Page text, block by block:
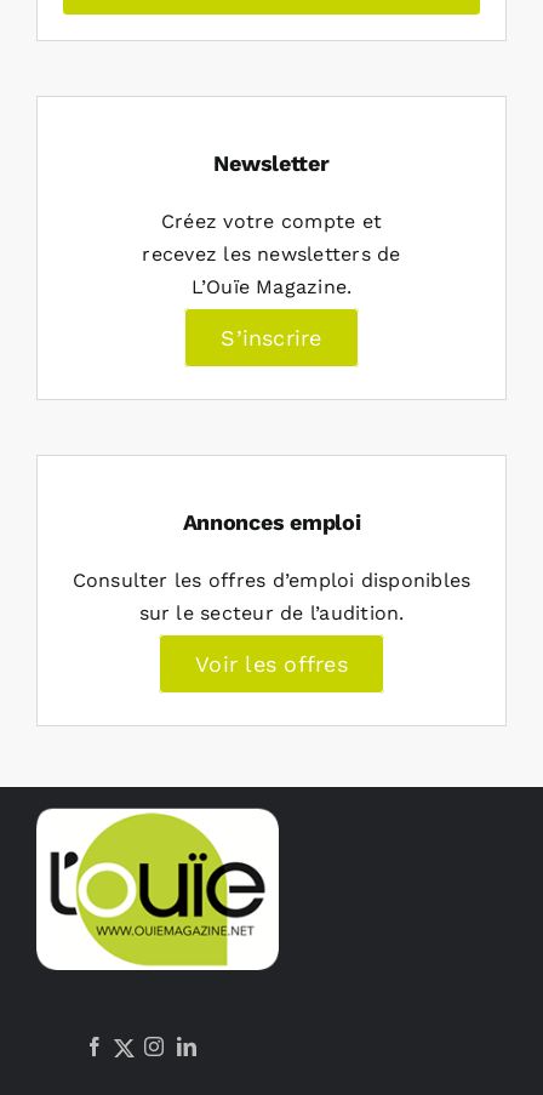
Newsletter
Créez votre compte et
recevez les newsletters de
L’Ouïe Magazine.
S’inscrire
Annonces emploi
Consulter les offres d’emploi disponibles
sur le secteur de l’audition.
Voir les offres